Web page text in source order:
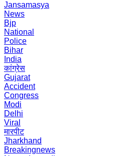
Jansamasya
News
Bjp
National
Police
Bihar
India
कांग्रेस
Gujarat
Accident
Congress
Modi
Delhi
Viral
मारपीट
Jharkhand
Breakingnews